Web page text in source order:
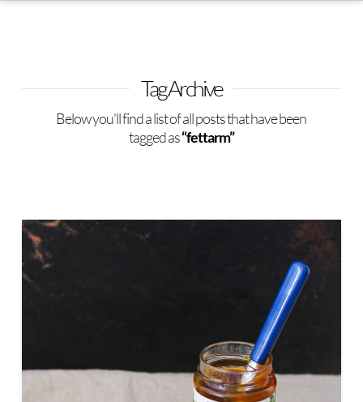
Tag Archive
Below you'll find a list of all posts that have been
tagged as“fettarm”